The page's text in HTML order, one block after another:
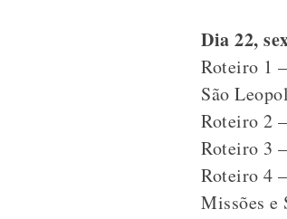
Dia 22,
Roteiro 1 –
São
Roteiro 2 –
Roteiro 3 –
Roteiro 4 –
Missões e